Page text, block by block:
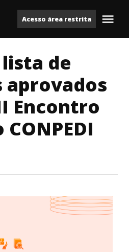
ConpediAcesso área restrita
de
Encontro